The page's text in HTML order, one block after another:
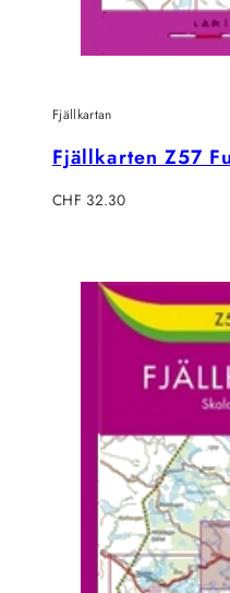
Fjällkartan
Fjällkarten Z57
Regulärer
CHF 32.30